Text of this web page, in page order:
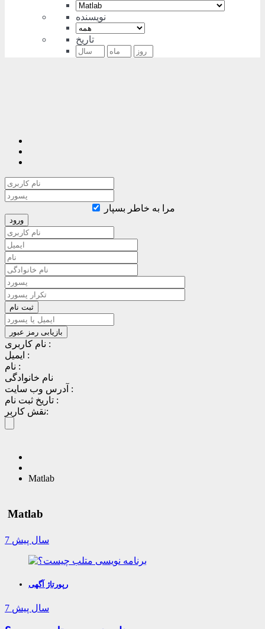
نویسنده
تاریخ
مرا به خاطر بسپار
نام کاربری :
ایمیل :
نام :
نام خانوادگی
آدرس وب سایت :
تاریخ ثبت نام :
نقش کاربر:
Matlab
Matlab
7 سال پیش
رپورتاژ آگهی
7 سال پیش